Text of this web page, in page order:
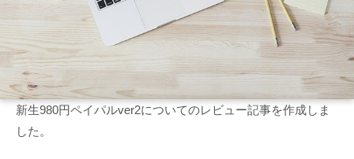
新生980円ペイパルver2についてのレビュー記事を作成しま
した。